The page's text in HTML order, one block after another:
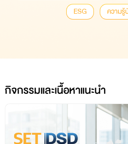
ESG
ความ
กิจกรรมและเนื้อหาแนะนำ